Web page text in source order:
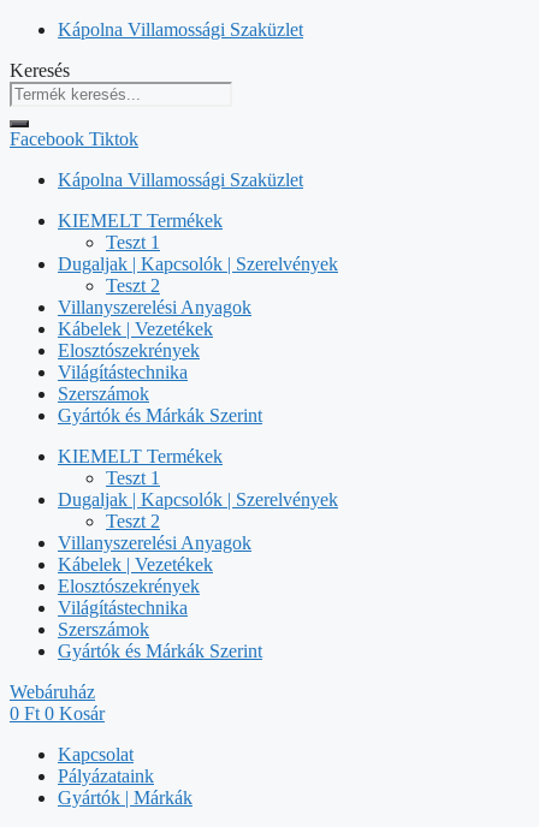
Kilépés
tartalomba
Kápolna Villamossági Szaküzlet
Keresés
Facebook Tiktok
Kápolna Villamossági Szaküzlet
KIEMELT Termékek
Teszt 1
Dugaljak | Kapcsolók | Szerelvények
Teszt 2
Villanyszerelési Anyagok
Kábelek | Vezetékek
Elosztószekrények
Világítástechnika
Szerszámok
Gyártók és Márkák Szerint
KIEMELT Termékek
Teszt 1
Dugaljak | Kapcsolók | Szerelvények
Teszt 2
Villanyszerelési Anyagok
Kábelek | Vezetékek
Elosztószekrények
Világítástechnika
Szerszámok
Gyártók és Márkák Szerint
Webáruház
0 Ft 0 Kosár
Kapcsolat
Pályázataink
Gyártók | Márkák